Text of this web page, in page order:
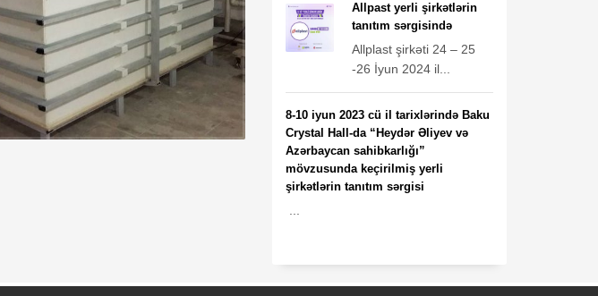
Allpast yerli şirkətlərin
tanıtım sərgisində
Allplast şirkəti 24 – 25
-26 İyun 2024 il...
8-10 iyun 2023 cü il tarixlərində Baku
Crystal Hall-da “Heydər Əliyev və
Azərbaycan sahibkarlığı”
mövzusunda keçirilmiş yerli
şirkətlərin tanıtım sərgisi